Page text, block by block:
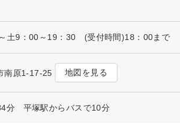
土9：00～19：30 (受付時間)18：00まで
南原1-17-25 地図を見る
分 平塚駅からバスで10分